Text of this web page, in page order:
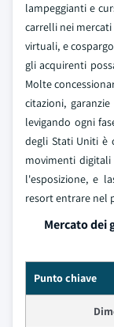
lampeggianti e
carrelli nei
virtuali, e
gli acquirenti
Molte
citazioni,
levigando ogni
degli Stati Uniti è
movimenti
l'esposizione, e
resort entrare nel
Mercato dei
Punto chiave